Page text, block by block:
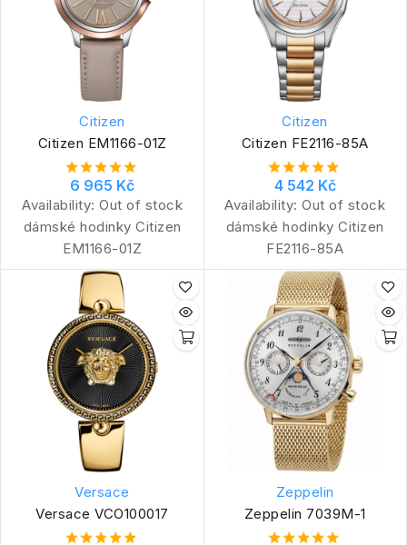
Citizen
Citizen EM1166-01Z
6 965 Kč
Availability: Out of stock
dámské hodinky Citizen
EM1166-01Z
Citizen
Citizen FE2116-85A
4 542 Kč
Availability: Out of stock
dámské hodinky Citizen
FE2116-85A
Versace
Versace VCO100017
Zeppelin
Zeppelin 7039M-1